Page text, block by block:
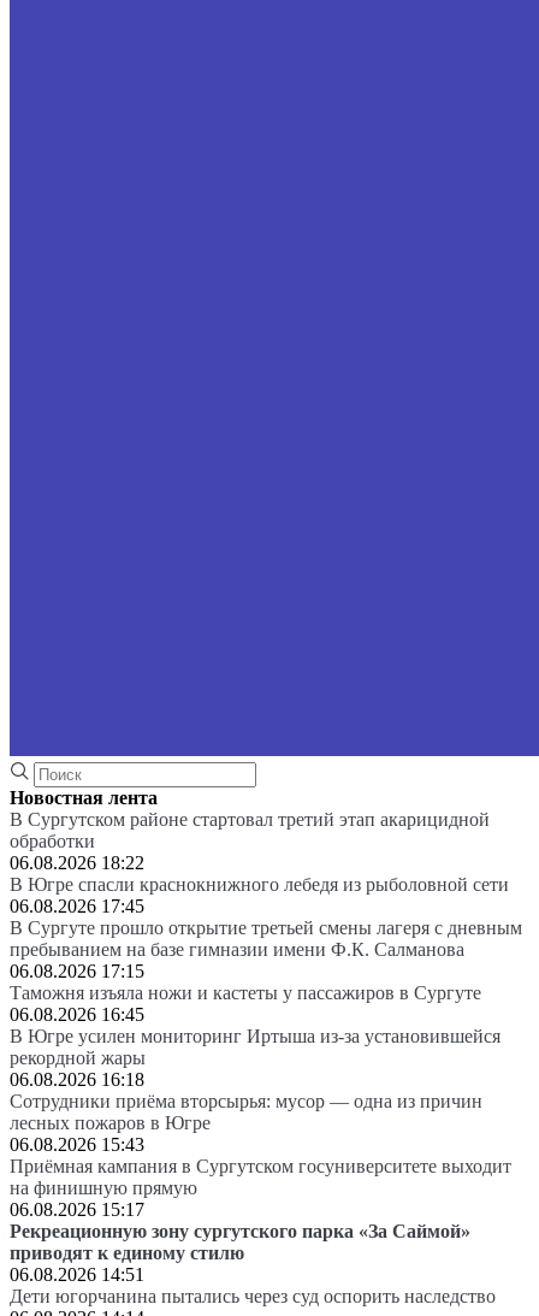
Новостная лента
В Сургутском районе стартовал третий этап акарицидной
обработки
06.08.2026 18:22
В Югре спасли краснокнижного лебедя из рыболовной сети
06.08.2026 17:45
В Сургуте прошло открытие третьей смены лагеря с дневным
пребыванием на базе гимназии имени Ф.К. Салманова
06.08.2026 17:15
Таможня изъяла ножи и кастеты у пассажиров в Сургуте
06.08.2026 16:45
В Югре усилен мониторинг Иртыша из-за установившейся
рекордной жары
06.08.2026 16:18
Сотрудники приёма вторсырья: мусор — одна из причин
лесных пожаров в Югре
06.08.2026 15:43
Приёмная кампания в Сургутском госуниверситете выходит
на финишную прямую
06.08.2026 15:17
Рекреационную зону сургутского парка «За Саймой»
приводят к единому стилю
06.08.2026 14:51
Дети югорчанина пытались через суд оспорить наследство